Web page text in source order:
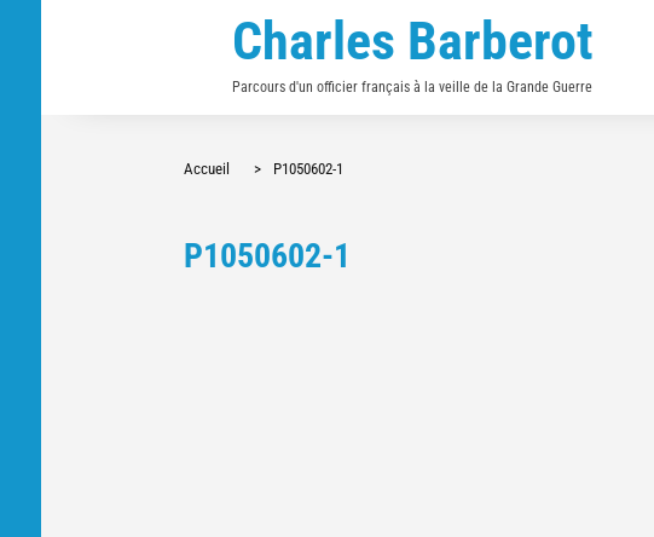
Charles Barberot
Parcours d'un officier français à la veille de la Grande Guerre
Accueil > P1050602-1
P1050602-1